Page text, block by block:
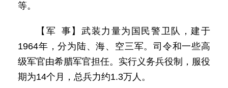
等。
【军 事】武装力量为国民警卫队，建于
1964年，分为陆、海、空三军。司令和一些高
级军官由希腊军官担任。实行义务兵役制，服役
期为14个月，总兵力约1.3万人。